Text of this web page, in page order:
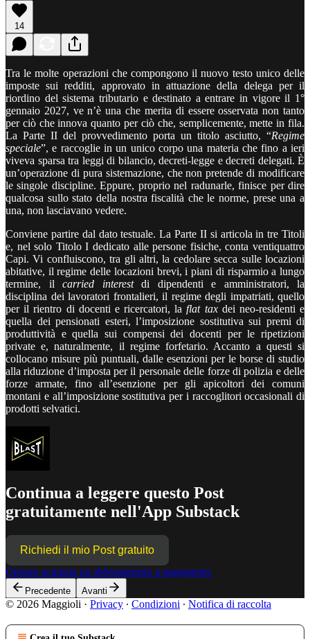
14
Tra le molte operazioni che compongono il nuovo testo unico delle
imposte sui redditi, approvato in attuazione della delega per il
riordino del sistema tributario e destinato a entrare in vigore il 1°
gennaio 2027, ve n’è una che merita di essere osservata non tanto
per ciò che innova quanto per ciò che, semplicemente, mette in fila.
La Parte II del provvedimento porta un titolo asciutto, “Regime
speciale”, e raccoglie in un unico corpo una materia che fino a ieri
viveva sparsa tra leggi di bilancio, decreti-legge e decreti delegati. È
un’operazione di pura sistemazione, che non pretende di modificare
le singole discipline. Eppure, proprio nel radunarle, finisce per dire
qualcosa sullo stato della nostra fiscalità che le norme, prese una a
una, non lasciavano vedere.
Conviene partire dal dato testuale. La Parte II si articola in tre Titoli
e, nel solo Titolo I dedicato alle persone fisiche, conta ventiquattro
Capi. Vi confluiscono, tra gli altri, la cedolare secca sulle locazioni
abitative, il regime delle locazioni brevi, i piani di risparmio a lungo
termine, il carried interest di dipendenti e amministratori, la
disciplina dei lavoratori frontalieri, il regime degli impatriati, quello
per il rientro di docenti e ricercatori, laflat taxdei neo-residenti e
quella dei pensionati esteri, l’imposizione sostitutiva sui premi di
produttività e quella sui compensi dei docenti per le ripetizioni
private e, naturalmente, il regime forfetario. Accanto a questi si
collocano misure più puntuali, dalle esenzioni per le borse di studio
alla riduzione d’imposta per il personale delle forze di polizia e delle
forze armate, fino all’esenzione per gli apicoltori dei comuni
montani e all’imposizione sostitutiva per i raccoglitori occasionali di
prodotti selvatici.
Continua a leggere questo Post
gratuitamente nell'App Substack
Richiedi il mio Post gratuito
Oppure acquista un abbonamento a pagamento.
Precedente Avanti
© 2026 Maggioli · Privacy ∙ Condizioni ∙ Notifica di raccolta